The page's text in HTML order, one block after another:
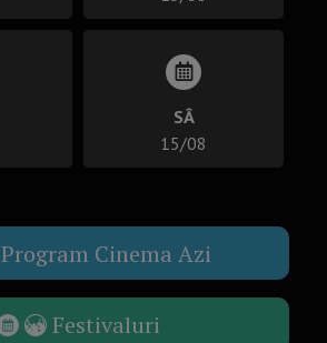
SÂ
15/08
Program Cinema Azi
Festivaluri